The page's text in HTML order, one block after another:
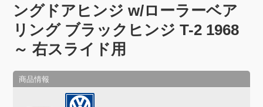
ングドアヒンジ w/ローラーベア
リング ブラックヒンジ T-2 1968
～ 右スライド用